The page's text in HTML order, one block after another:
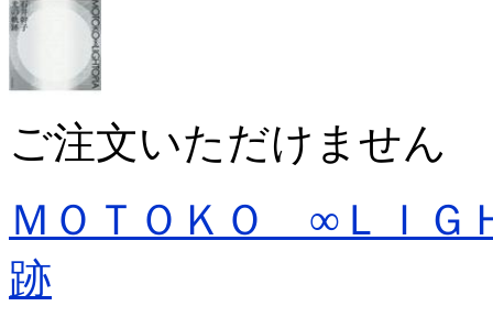
ご注文いただけません
ＭＯＴＯＫＯ ∞ＬＩＧ
跡